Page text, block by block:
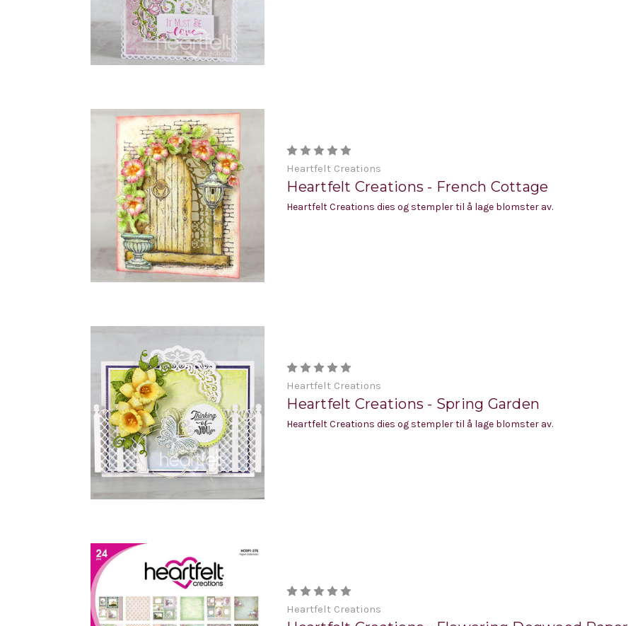
Heartfelt Creations
Heartfelt Creations - French Cottage
Heartfelt Creations dies og stempler til å lage blomster av.
Heartfelt Creations
Heartfelt Creations - Spring Garden
Heartfelt Creations dies og stempler til å lage blomster av.
Heartfelt Creations